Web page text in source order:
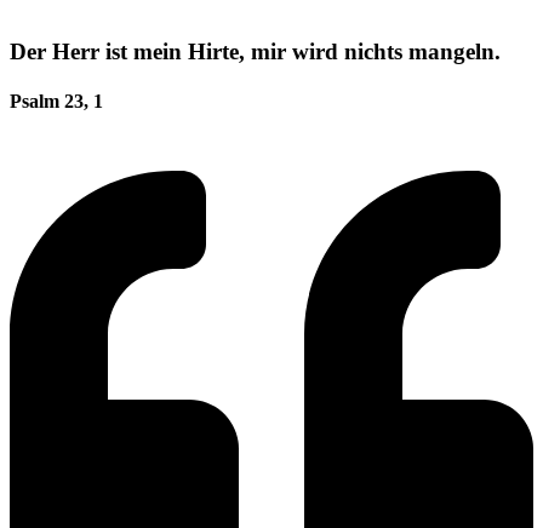
Der Herr ist mein Hirte, mir wird nichts mangeln.
Psalm 23, 1